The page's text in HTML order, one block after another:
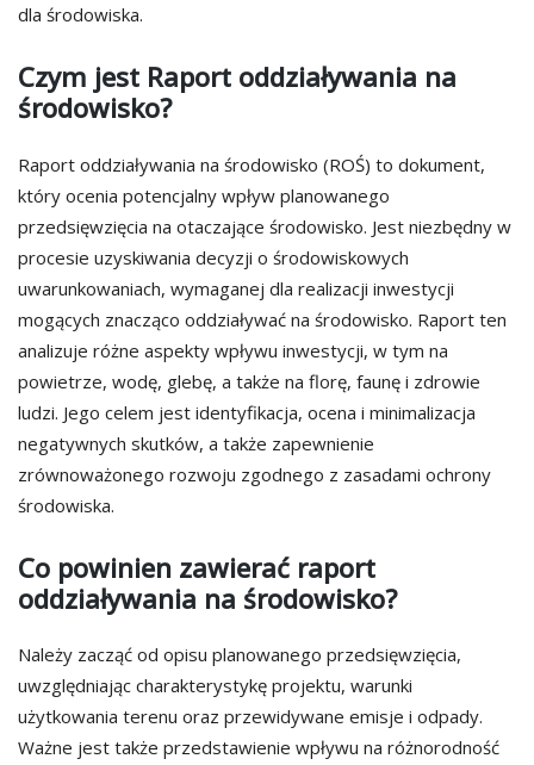
dla środowiska.
Czym jest Raport oddziaływania na
środowisko?
Raport oddziaływania na środowisko (ROŚ) to dokument,
który ocenia potencjalny wpływ planowanego
przedsięwzięcia na otaczające środowisko. Jest niezbędny w
procesie uzyskiwania decyzji o środowiskowych
uwarunkowaniach, wymaganej dla realizacji inwestycji
mogących znacząco oddziaływać na środowisko. Raport ten
analizuje różne aspekty wpływu inwestycji, w tym na
powietrze, wodę, glebę, a także na florę, faunę i zdrowie
ludzi. Jego celem jest identyfikacja, ocena i minimalizacja
negatywnych skutków, a także zapewnienie
zrównoważonego rozwoju zgodnego z zasadami ochrony
środowiska.
Co powinien zawierać raport
oddziaływania na środowisko?
Należy zacząć od opisu planowanego przedsięwzięcia,
uwzględniając charakterystykę projektu, warunki
użytkowania terenu oraz przewidywane emisje i odpady.
Ważne jest także przedstawienie wpływu na różnorodność